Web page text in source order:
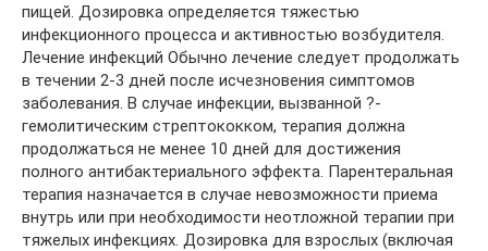
пищей. Дозировка определяется тяжестью
инфекционного процесса и активностью возбудителя.
Лечение инфекций Обычно лечение следует продолжать
в течении 2-3 дней после исчезновения симптомов
заболевания. В случае инфекции, вызванной ?-
гемолитическим стрептококком, терапия должна
продолжаться не менее 10 дней для достижения
полного антибактериального эффекта. Парентеральная
терапия назначается в случае невозможности приема
внутрь или при необходимости неотложной терапии при
тяжелых инфекциях. Дозировка для взрослых (включая